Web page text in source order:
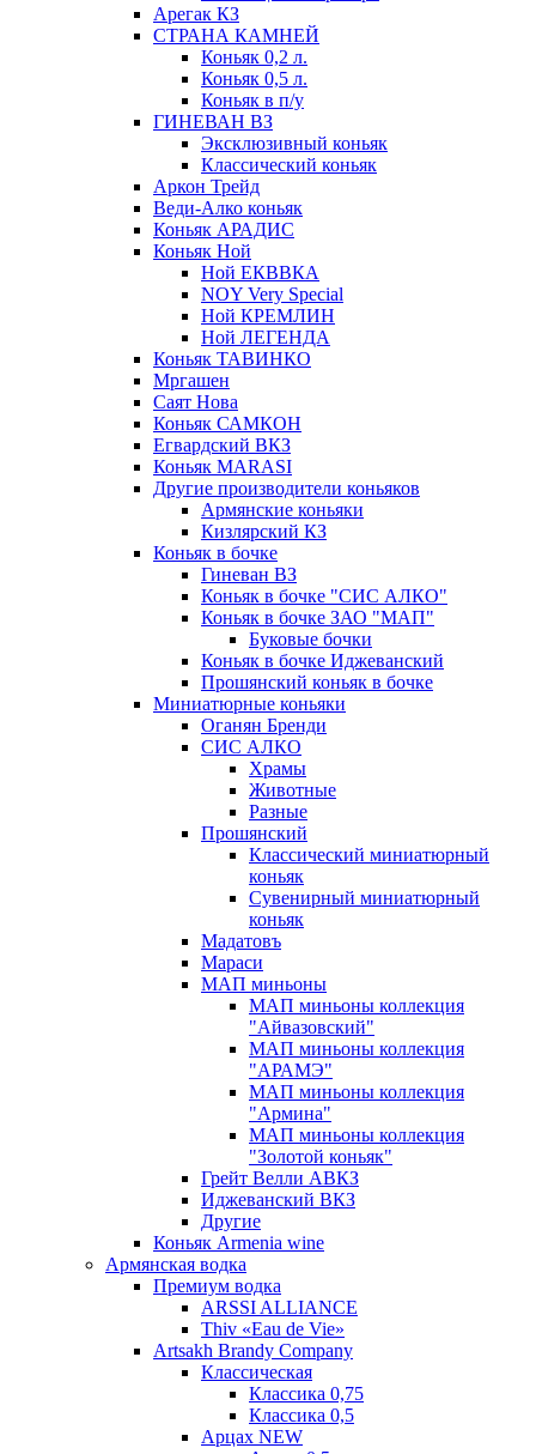
Арегак КЗ
СТРАНА КАМНЕЙ
Коньяк 0,2 л.
Коньяк 0,5 л.
Коньяк в п/у
ГИНЕВАН ВЗ
Эксклюзивный коньяк
Классический коньяк
Аркон Трейд
Веди-Алко коньяк
Коньяк АРАДИС
Коньяк Ной
Ной ЕКВВКА
NOY Very Special
Ной КРЕМЛИН
Ной ЛЕГЕНДА
Коньяк ТАВИНКО
Мргашен
Саят Нова
Коньяк САМКОН
Егвардский ВКЗ
Коньяк MARASI
Другие производители коньяков
Армянские коньяки
Кизлярский КЗ
Коньяк в бочке
Гиневан ВЗ
Коньяк в бочке "СИС АЛКО"
Коньяк в бочке ЗАО "МАП"
Буковые бочки
Коньяк в бочке Иджеванский
Прошянский коньяк в бочке
Миниатюрные коньяки
Оганян Бренди
СИС АЛКО
Храмы
Животные
Разные
Прошянский
Классический миниатюрный
коньяк
Сувенирный миниатюрный
коньяк
Мадатовъ
Мараси
МАП миньоны
МАП миньоны коллекция
"Айвазовский"
МАП миньоны коллекция
"АРАМЭ"
МАП миньоны коллекция
"Армина"
МАП миньоны коллекция
"Золотой коньяк"
Грейт Велли АВКЗ
Иджеванский ВКЗ
Другие
Коньяк Armenia wine
Армянская водка
Премиум водка
ARSSI ALLIANCE
Thiv «Eau de Vie»
Artsakh Brandy Company
Классическая
Классика 0,75
Классика 0,5
Арцах NEW